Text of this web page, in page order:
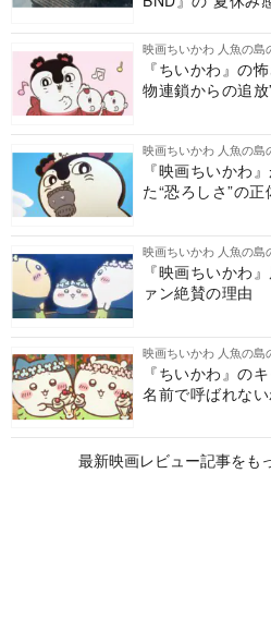
映画ちいかわ 人魚の島
『ちいかわ』の
物連鎖からの追放
映画ちいかわ 人魚の島
『映画ちいかわ
た“恐ろしさ”の正
映画ちいかわ 人魚の島
『映画ちいかわ
ァン絶賛の理由
映画ちいかわ 人魚の島
『ちいかわ』の
名前で呼ばれな
最新映画レビュー記事をも